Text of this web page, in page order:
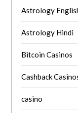
Astrology
Astrology Hindi
Bitcoin Casinos
Cashback
casino